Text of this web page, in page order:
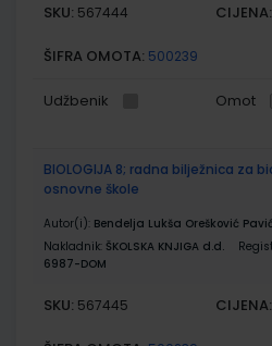
SKU: 567444 CIJENA:
ŠIFRA OMOTA: 500239
Udžbenik Omot
BIOLOGIJA 8; radna bilježnica za
osnovne škole
Autor(i): Bendelja Lukša Orešković
Nakladnik: ŠKOLSKA KNJIGA d.d.
6987-DOM
SKU: 567445 CIJENA: